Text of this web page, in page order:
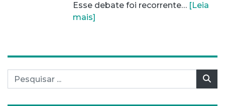
Esse debate foi recorrente… [Leia
mais]
Pesquisar por: